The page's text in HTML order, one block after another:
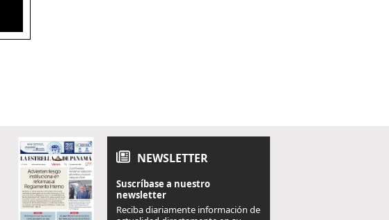
NEWSLETTER
Suscríbase a nuestro
newsletter
Reciba diariamente información de